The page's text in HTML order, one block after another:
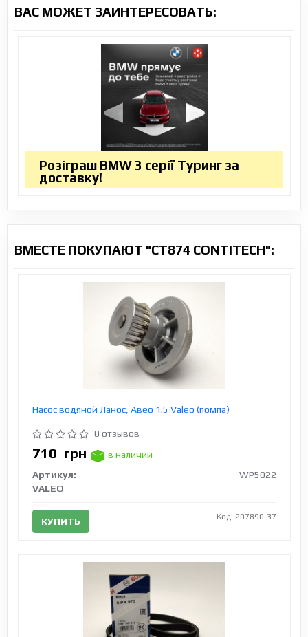
ВАС МОЖЕТ ЗАИНТЕРЕСОВАТЬ:
Розіграш BMW 3 серії Туринг за
доставку!
ВМЕСТЕ ПОКУПАЮТ "CT874 CONTITECH":
Насос водяной Ланос, Авео 1.5 Valeo (помпа)
0 отзывов
710 грн
в наличии
Артикул:
WP5022
VALEO
КУПИТЬ Код: 207890-37